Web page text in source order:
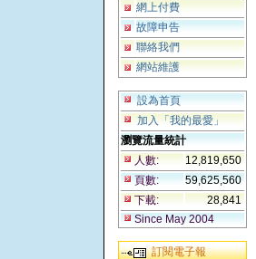
網上付費
故障申告
聯絡我們
網站維護
設為首頁
加入「我的最愛」
瀏覽流量統計
人數:
12,819,650
頁數:
59,625,560
下載:
28,841
Since May 2004
訂閱電子報